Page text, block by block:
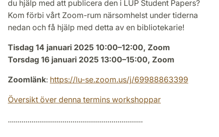
du hjälp med att publicera den i LUP Student Papers?
Kom förbi vårt Zoom-rum närsomhelst under tiderna
nedan och få hjälp med detta av en bibliotekarie!
Tisdag 14 januari 2025 10:00–12:00, Zoom
Torsdag 16 januari 2025 13:00–15:00, Zoom
Zoomlänk: https://lu-se.zoom.us/j/69988863399
Översikt över denna termins workshoppar
.....................................................................